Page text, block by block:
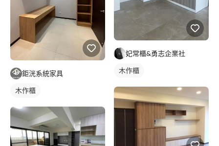
鉅洸系統家具
木作櫃
妃常櫃&勇志企業社
木作櫃